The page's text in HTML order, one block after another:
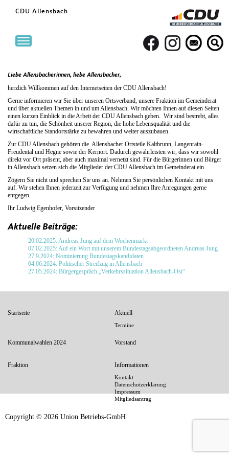
CDU Allensbach
Toggle
navigation
Liebe Allensbacherinnen, liebe Allensbacher,
herzlich Willkommen auf den Internetseiten der CDU Allensbach!
Gerne informieren wir Sie über unseren Ortsverband, unsere Fraktion im Gemeinderat
und über aktuellen Themen in und um Allensbach. Wir möchten Ihnen auf diesen Seiten
einen kurzen Einblick in die Arbeit der CDU Allensbach geben. Wir sind bestrebt, alles
dafür zu tun, die Schönheit unserer Region, die hohe Lebensqualität und die
wirtschaftliche Standortstärke zu bewahren und weiter auszubauen.
Zur CDU Allensbach gehören die Allensbacher Ortsteile Kaltbrunn, Langenrain-
Freudental und Hegne sowie der Kernort. Dadurch gewährleisten wir, dass wir sowohl
direkt vor Ort präsent, aber auch maximal vernetzt sind. Für die Bürgerinnen und Bürger
in Allensbach setzen sich die Mitglieder der CDU Allensbach im Gemeinderat ein.
Zögern Sie nicht und sprechen Sie uns an. Nehmen Sie persönlichen Kontakt mit uns
auf. Wir stehen Ihnen jederzeit zur Verfügung und nehmen Ihre Anregungen gerne
entgegen.
Ihr Ludwig Egenhofer, Vorsitzender
Aktuelle Beiträge:
20.02.2025: Andreas Jung auf dem Wochenmarkt
07.02.2025: Auf ein Wort mit unserem Bundestagsabgeordneten Andreas Jung
27.9.2024: Nominierung Bundestagskandidaten
04.06.2024: Politischer Streifzug in Allensbach
27.05.2024: Bürgergespräch „Verkehrssituation Allensbach-Ost“
Seitenübersicht
Footer
Startseite Aktuell
Termine
Kommunalwahlen 2024 Vorstand
Fraktion Informationen
Kontakt
Datenschutzerklärung
Impressum
Mitgliedsantrag
Copyright © 2026 Union Betriebs-GmbH